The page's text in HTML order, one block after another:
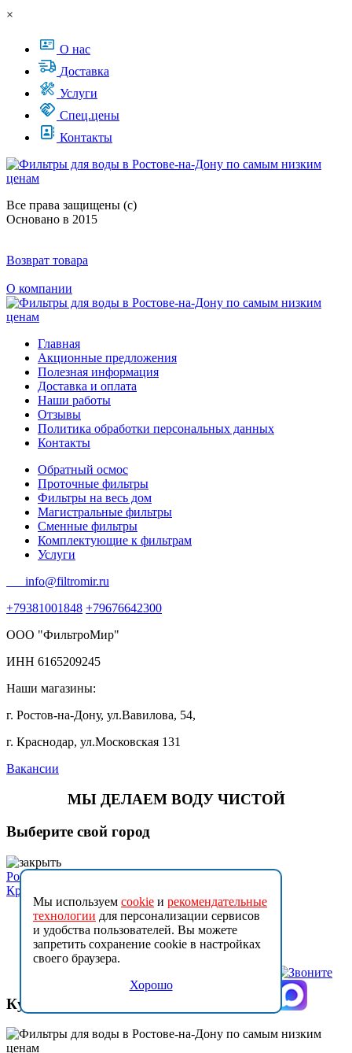
×
О нас
Доставка
Услуги
Спец.цены
Контакты
Все права защищены (с)
Основано в 2015
Возврат товара
О компании
Главная
Акционные предложения
Полезная информация
Доставка и оплата
Наши работы
Отзывы
Политика обработки персональных данных
Контакты
Обратный осмос
Проточные фильтры
Фильтры на весь дом
Магистральные фильтры
Сменные фильтры
Комплектующие к фильтрам
Услуги
info@filtromir.ru
+79381001848 +79676642300
ООО "ФильтроМир"
ИНН 6165209245
Наши магазины:
г. Ростов-на-Дону, ул.Вавилова, 54,
г. Краснодар, ул.Московская 131
Вакансии
МЫ ДЕЛАЕМ ВОДУ ЧИСТОЙ
Выберите свой город
Ростов на Дону
Краснодар
Купить
Мы используем cookie и рекомендательные
технологии для персонализации сервисов
и удобства пользователей. Вы можете
запретить сохранение cookie в настройках
своего браузера.
Хорошо